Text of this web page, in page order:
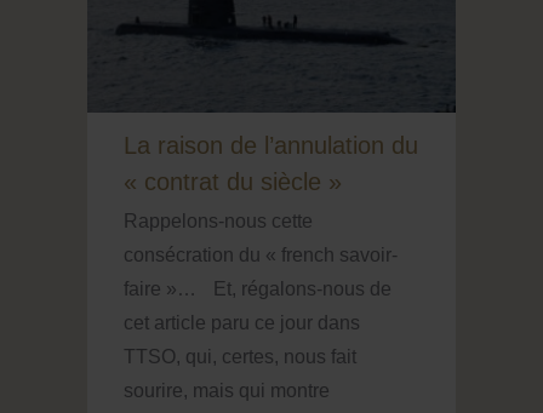
La raison de l’annulation du
« contrat du siècle »
Rappelons-nous cette
consécration du « french savoir-
faire »… Et, régalons-nous de
cet article paru ce jour dans
TTSO, qui, certes, nous fait
sourire, mais qui montre